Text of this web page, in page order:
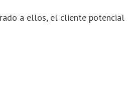
a ellos, el cliente potencial